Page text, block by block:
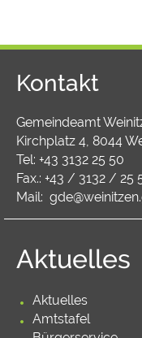
Kontakt
Gemeindeamt
Kirchplatz 4, 8044
Tel: +43 3132 25 50
Fax.: +43 / 3132 / 25
Mail:
Aktuelles
Aktuelles
Amtstafel